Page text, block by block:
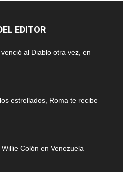
EDITOR
al Diablo otra vez, en
estrellados, Roma te recibe
Willie Colón en Venezuela